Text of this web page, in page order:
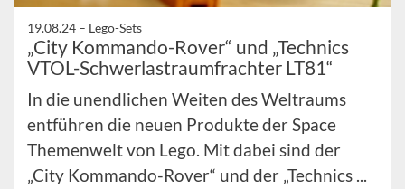
19.08.24 – Lego-Sets
„City Kommando-Rover“ und „Technics
VTOL-Schwerlastraumfrachter LT81“
In die unendlichen Weiten des Weltraums
entführen die neuen Produkte der Space
Themenwelt von Lego. Mit dabei sind der
„City Kommando-Rover“ und der „Technics ...